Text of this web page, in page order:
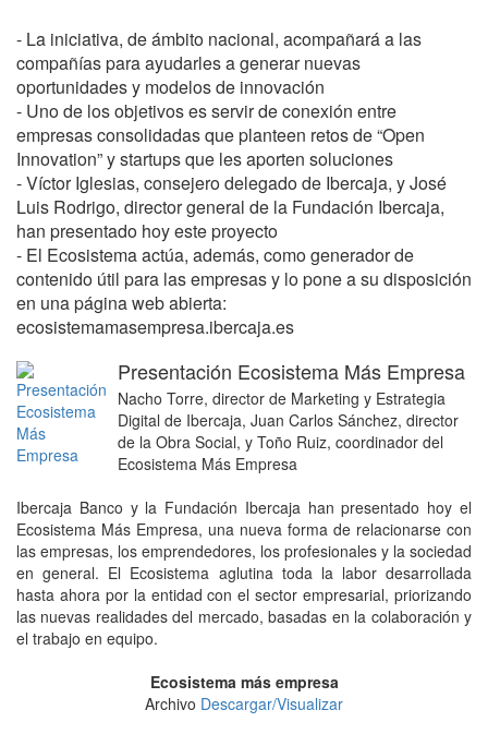
- La iniciativa, de ámbito nacional, acompañará a las
compañías para ayudarles a generar nuevas
oportunidades y modelos de innovación
- Uno de los objetivos es servir de conexión entre
empresas consolidadas que planteen retos de “Open
Innovation” y startups que les aporten soluciones
- Víctor Iglesias, consejero delegado de Ibercaja, y José
Luis Rodrigo, director general de la Fundación Ibercaja,
han presentado hoy este proyecto
- El Ecosistema actúa, además, como generador de
contenido útil para las empresas y lo pone a su disposición
en una página web abierta:
ecosistemamasempresa.ibercaja.es
Presentación Ecosistema Más Empresa
Nacho Torre, director de Marketing y Estrategia
Digital de Ibercaja, Juan Carlos Sánchez, director
de la Obra Social, y Toño Ruiz, coordinador del
Ecosistema Más Empresa
Ibercaja Banco y la Fundación Ibercaja han presentado hoy el
Ecosistema Más Empresa, una nueva forma de relacionarse con
las empresas, los emprendedores, los profesionales y la sociedad
en general. El Ecosistema aglutina toda la labor desarrollada
hasta ahora por la entidad con el sector empresarial, priorizando
las nuevas realidades del mercado, basadas en la colaboración y
el trabajo en equipo.
Ecosistema más empresa
Archivo Descargar/Visualizar